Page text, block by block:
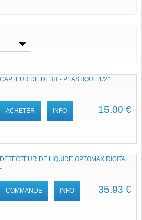
CAPTEUR DE DEBIT - PLASTIQUE 1/2"
15,00 €
ACHETER INFO
DETECTEUR DE LIQUIDE OPTOMAX DIGITAL
-...
35,93 €
COMMANDE INFO